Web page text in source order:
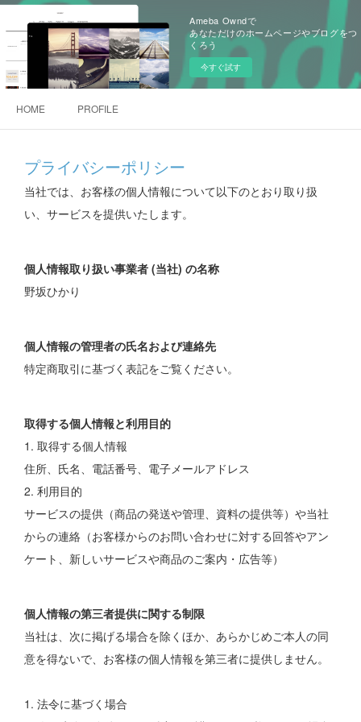
Ameba Owndで
あなただけのホームページやブログをつ
くろう
今すぐ試す
HOME PROFILE
プライバシーポリシー
当社では、お客様の個人情報について以下のとおり取り扱
い、サービスを提供いたします。
個人情報取り扱い事業者 (当社) の名称
野坂ひかり
個人情報の管理者の氏名および連絡先
特定商取引に基づく表記をご覧ください。
取得する個人情報と利用目的
1. 取得する個人情報
住所、氏名、電話番号、電子メールアドレス
2. 利用目的
サービスの提供（商品の発送や管理、資料の提供等）や当社
からの連絡（お客様からのお問い合わせに対する回答やアン
ケート、新しいサービスや商品のご案内・広告等）
個人情報の第三者提供に関する制限
当社は、次に掲げる場合を除くほか、あらかじめご本人の同
意を得ないで、お客様の個人情報を第三者に提供しません。
1. 法令に基づく場合